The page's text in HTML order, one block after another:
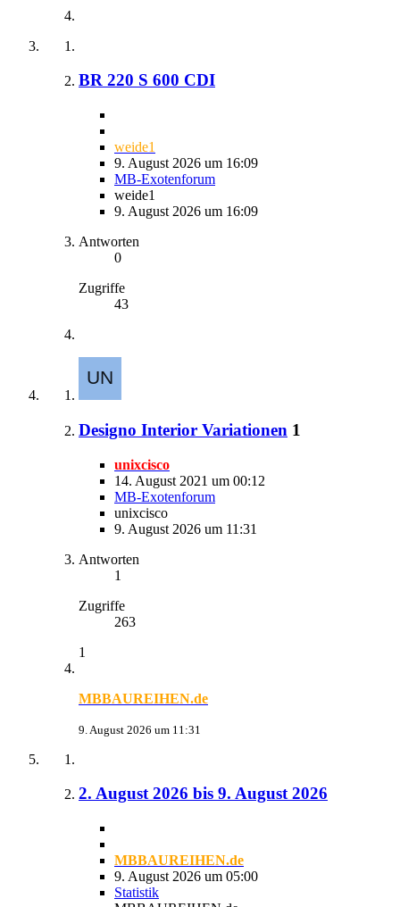
BR 220 S 600 CDI
weide1
9. August 2026 um 16:09
MB-Exotenforum
weide1
9. August 2026 um 16:09
Antworten
0
Zugriffe
43
Designo Interior Variationen 1
unixcisco
14. August 2021 um 00:12
MB-Exotenforum
unixcisco
9. August 2026 um 11:31
Antworten
1
Zugriffe
263
1
MBBAUREIHEN.de
9. August 2026 um 11:31
2. August 2026 bis 9. August 2026
MBBAUREIHEN.de
9. August 2026 um 05:00
Statistik